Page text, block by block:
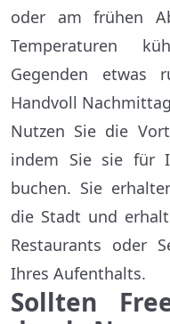
oder am frühen
Temperaturen
Gegenden etwas
Handvoll
Nutzen Sie die
indem Sie sie für
buchen. Sie
die Stadt und
Restaurants oder
Ihres Aufenthalts.
Sollten